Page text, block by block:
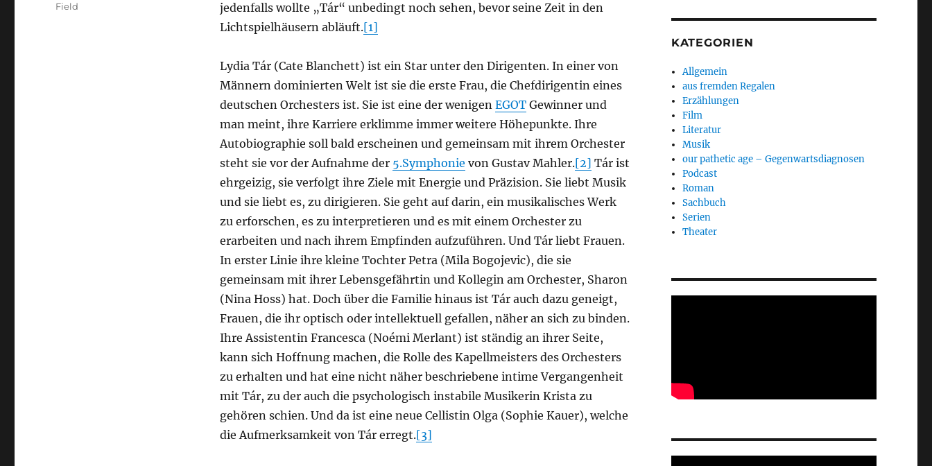
jedenfalls wollte „Tár“ unbedingt noch sehen, bevor seine Zeit in den
Lichtspielhäusern abläuft.[1]
Lydia Tár (Cate Blanchett) ist ein Star unter den Dirigenten. In einer von
Männern dominierten Welt ist sie die erste Frau, die Chefdirigentin eines
deutschen Orchesters ist. Sie ist eine der wenigen EGOTGewinner und
man meint, ihre Karriere erklimme immer weitere Höhepunkte. Ihre
Autobiographie soll bald erscheinen und gemeinsam mit ihrem Orchester
steht sie vor der Aufnahme der 5.Symphonie von Gustav Mahler.[2] Tár ist
ehrgeizig, sie verfolgt ihre Ziele mit Energie und Präzision. Sie liebt Musik
und sie liebt es, zu dirigieren. Sie geht auf darin, ein musikalisches Werk
zu erforschen, es zu interpretieren und es mit einem Orchester zu
erarbeiten und nach ihrem Empfinden aufzuführen. Und Tár liebt Frauen.
In erster Linie ihre kleine Tochter Petra (Mila Bogojevic), die sie
gemeinsam mit ihrer Lebensgefährtin und Kollegin am Orchester, Sharon
(Nina Hoss) hat. Doch über die Familie hinaus ist Tár auch dazu geneigt,
Frauen, die ihr optisch oder intellektuell gefallen, näher an sich zu binden.
Ihre Assistentin Francesca (Noémi Merlant) ist ständig an ihrer Seite,
kann sich Hoffnung machen, die Rolle des Kapellmeisters des Orchesters
zu erhalten und hat eine nicht näher beschriebene intime Vergangenheit
mit Tár, zu der auch die psychologisch instabile Musikerin Krista zu
gehören schien. Und da ist eine neue Cellistin Olga (Sophie Kauer), welche
die Aufmerksamkeit von Tár erregt.[3]
Field
KATEGORIEN
Allgemein
aus fremden Regalen
Erzählungen
Film
Literatur
Musik
our pathetic age – Gegenwartsdiagnosen
Podcast
Roman
Sachbuch
Serien
Theater